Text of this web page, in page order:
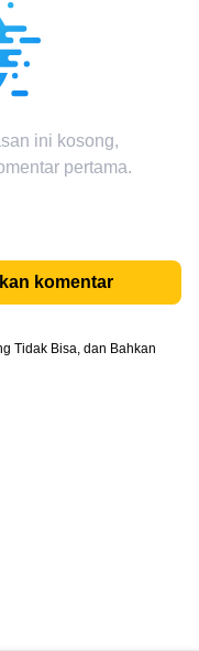
ini kosong,
pertama.
komentar
Tidak Bisa, dan Bahkan